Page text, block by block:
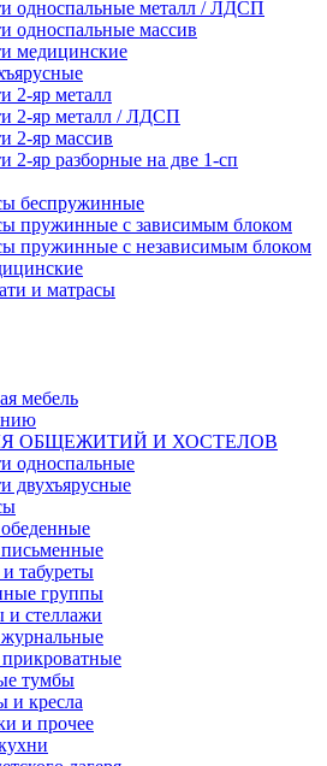
односпальные металл / ЛДСП
односпальные массив
медицинские
2-яр металл
2-яр металл / ЛДСП
2-яр массив
2-яр разборные на две 1-сп
беспружинные
пружинные с зависимым блоком
пружинные с независимым блоком
и матрасы
мебель
ОБЩЕЖИТИЙ И ХОСТЕЛОВ
односпальные
двухъярусные
табуреты
группы
стеллажи
тумбы
и кресла
и прочее